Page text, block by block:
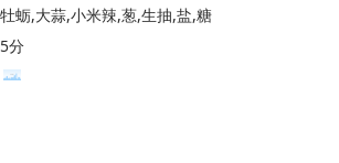
牡蛎,大蒜,小米辣,葱,生抽,盐,糖
5分